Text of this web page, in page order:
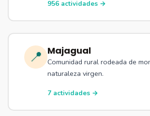
956 actividades →
📍 Majagual
Comunidad rural rodeada de
naturaleza virgen.
7 actividades →